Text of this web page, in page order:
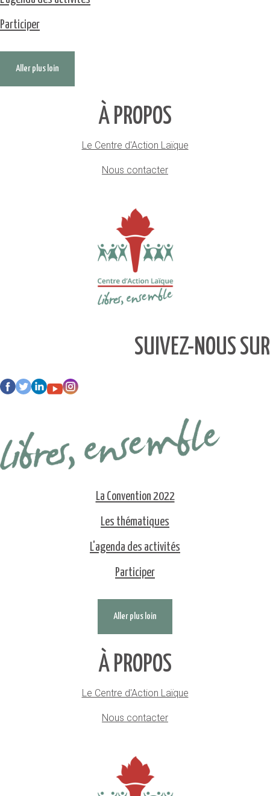
Participer
Aller plus loin
À PROPOS
Le Centre d'Action Laïque
Nous contacter
SUIVEZ-NOUS SUR
La Convention 2022
Les thématiques
L'agenda des activités
Participer
Aller plus loin
À PROPOS
Le Centre d'Action Laïque
Nous contacter